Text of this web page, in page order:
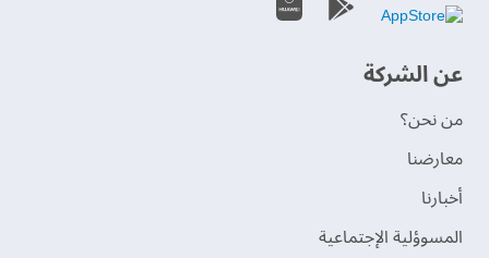
عن الشركة
من نحن؟
‫معارضنا‬
‫أخبارنا‬
المسوؤلية الإجتماعية